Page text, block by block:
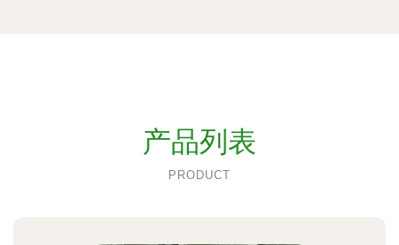
产品列表
PRODUCT